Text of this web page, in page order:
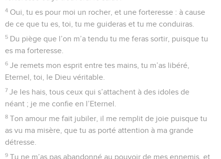
4 Oui, tu es pour moi un rocher, et une forteresse : à cause
de ce que tu es, toi, tu me guideras et tu me conduiras.
5 Du piège que l’on m’a tendu tu me feras sortir, puisque tu
es ma forteresse.
6 Je remets mon esprit entre tes mains, tu m’as libéré,
Eternel, toi, le Dieu véritable.
7 Je les hais, tous ceux qui s’attachent à des idoles de
néant ; je me confie en l’Eternel.
8 Ton amour me fait jubiler, il me remplit de joie puisque tu
as vu ma misère, que tu as porté attention à ma grande
détresse.
9 Tu ne m’as pas abandonné au pouvoir de mes ennemis, et